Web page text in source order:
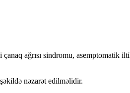
ağrısı sindromu, asemptomatik
nəzarət edilməlidir.